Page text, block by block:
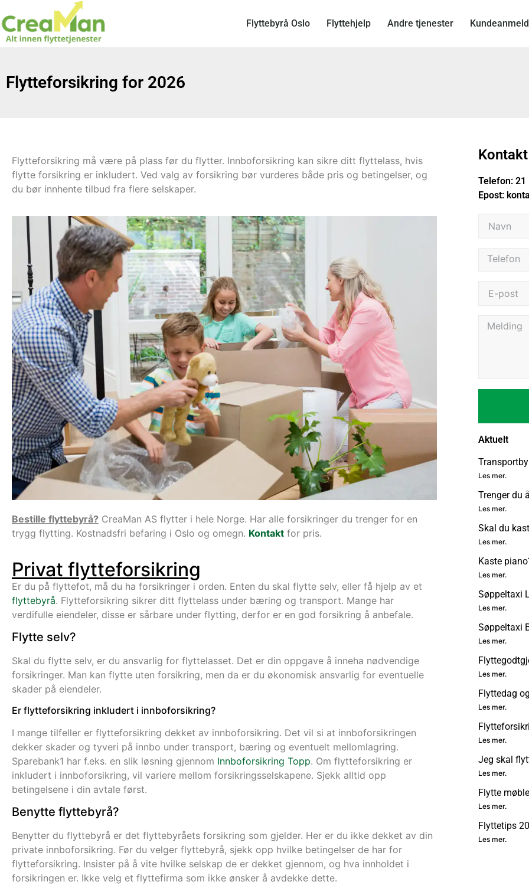
Flyttebyrå Oslo Flyttehjelp Andre tjenester
Flytteforsikring for 2026
Flytteforsikring må være på plass før du flytter. Innboforsikring kan sikre ditt flyttelass, hvis
flytte forsikring er inkludert. Ved valg av forsikring bør vurderes både pris og betingelser, og
du bør innhente tilbud fra flere selskaper.
Bestille flyttebyrå? CreaMan AS flytter i hele Norge. Har alle forsikringer du trenger for en
trygg flytting. Kostnadsfri befaring i Oslo og omegn. Kontakt for pris.
Privat flytteforsikring
Er du på flyttefot, må du ha forsikringer i orden. Enten du skal flytte selv, eller få hjelp av et
flyttebyrå. Flytteforsikring sikrer ditt flyttelass under bæring og transport. Mange har
verdifulle eiendeler, disse er sårbare under flytting, derfor er en god forsikring å anbefale.
Flytte selv?
Skal du flytte selv, er du ansvarlig for flyttelasset. Det er din oppgave å inneha nødvendige
forsikringer. Man kan flytte uten forsikring, men da er du økonomisk ansvarlig for eventuelle
skader på eiendeler.
Er flytteforsikring inkludert i innboforsikring?
I mange tilfeller er flytteforsikring dekket av innboforsikring. Det vil si at innboforsikringen
dekker skader og tyveri på innbo under transport, bæring og eventuelt mellomlagring.
Sparebank1 har f.eks. en slik løsning gjennom Innboforsikring Topp. Om flytteforsikring er
inkludert i innboforsikring, vil variere mellom forsikringsselskapene. Sjekk alltid opp
betingelsene i din avtale først.
Benytte flyttebyrå?
Benytter du flyttebyrå er det flyttebyråets forsikring som gjelder. Her er du ikke dekket av din
private innboforsikring. Før du velger flyttebyrå, sjekk opp hvilke betingelser de har for
flytteforsikring. Insister på å vite hvilke selskap de er dekket gjennom, og hva innholdet i
forsikringen er. Ikke velg et flyttefirma som ikke ønsker å avdekke dette.
Kontakt
Telefon: 21
Epost:
Aktuelt
Les mer.
Trenger du
Les mer.
Skal du
Les mer.
Kaste
Les mer.
Søppeltaxi
Les mer.
Søppeltaxi
Les mer.
Les mer.
Flyttedag
Les mer.
Les mer.
Jeg skal
Les mer.
Flytte
Les mer.
Flyttetips
Les mer.